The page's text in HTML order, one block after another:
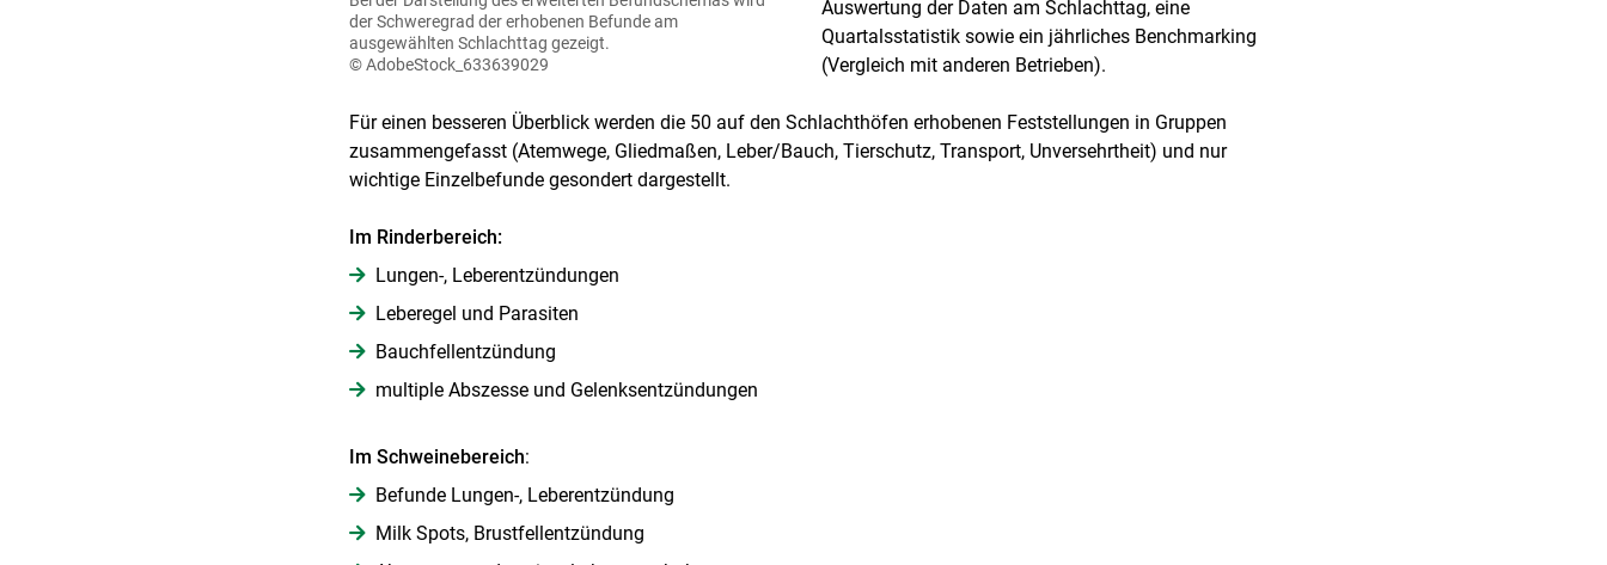
der Schweregrad der erhobenen Befunde am
ausgewählten Schlachttag gezeigt.
© AdobeStock_633639029
Auswertung der Daten am Schlachttag, eine
Quartalsstatistik sowie ein jährliches Benchmarking
(Vergleich mit anderen Betrieben).
Für einen besseren Überblick werden die 50 auf den Schlachthöfen erhobenen Feststellungen in Gruppen
zusammengefasst (Atemwege, Gliedmaßen, Leber/Bauch, Tierschutz, Transport, Unversehrtheit) und nur
wichtige Einzelbefunde gesondert dargestellt.
Im Rinderbereich:
Lungen-, Leberentzündungen
Leberegel und Parasiten
Bauchfellentzündung
multiple Abszesse und Gelenksentzündungen
Im Schweinebereich:
Befunde Lungen-, Leberentzündung
Milk Spots, Brustfellentzündung